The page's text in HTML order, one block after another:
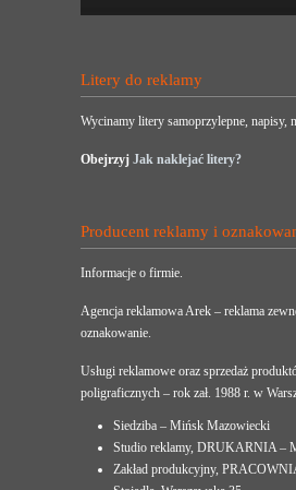
Litery do reklamy
Wycinamy litery samoprzylepne, napisy,
Obejrzyj Jak naklejać litery?
Producent reklamy i
Informacje o firmie.
Agencja reklamowa Arek – reklama
oznakowanie.
Usługi reklamowe oraz sprzedaż
poligraficznych – rok zał. 1988 r. w
Siedziba – Mińsk Mazowiecki
Studio reklamy, DRUKARNIA –
Zakład produkcyjny,